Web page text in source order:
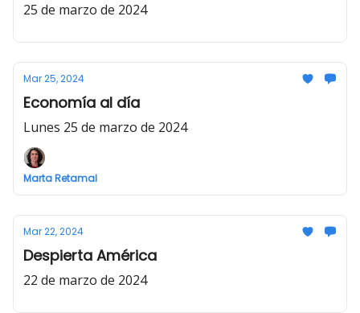
25 de marzo de 2024
Mar 25, 2024
Economía al día
Lunes 25 de marzo de 2024
Marta Retamal
Mar 22, 2024
Despierta América
22 de marzo de 2024